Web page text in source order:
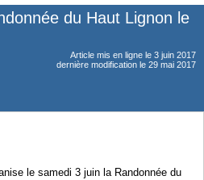
du Haut Lignon le
Article mis en ligne le 3 juin 2017
dernière modification le 29 mai 2017
le samedi 3 juin la Randonnée du